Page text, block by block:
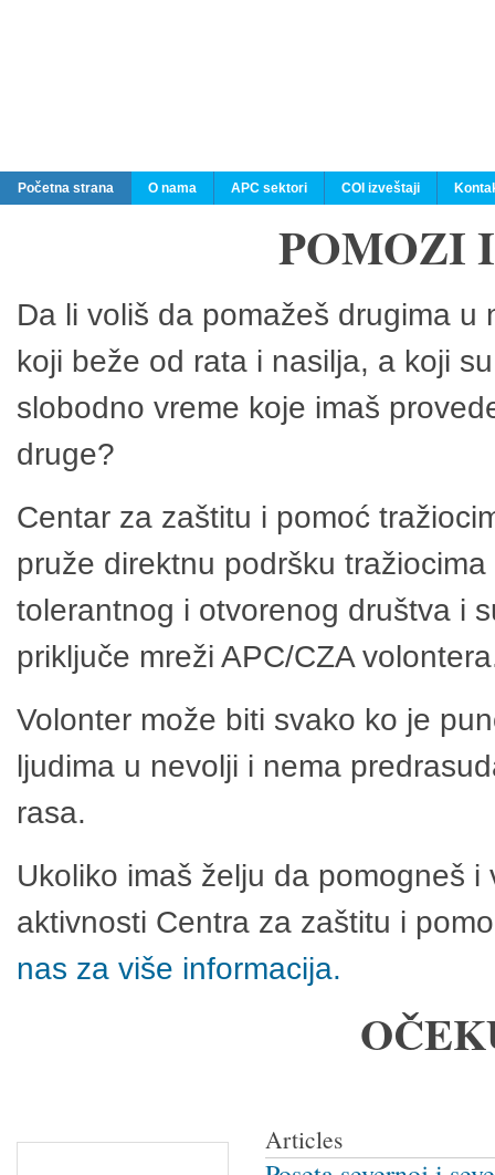
Početna strana O nama APC sektori COI izveštaji
POMOZI
Da li voliš da pomažeš drugima
koji beže od rata i nasilja, a koji
slobodno vreme koje imaš
druge?
Centar za zaštitu i pomoć
pruže direktnu podršku
tolerantnog i otvorenog društva i
priključe mreži APC/CZA
Volonter može biti svako ko je
ljudima u nevolji i nema
rasa.
Ukoliko imaš želju da pomogneš
aktivnosti Centra za zaštitu i
nas za više informacija.
Articles